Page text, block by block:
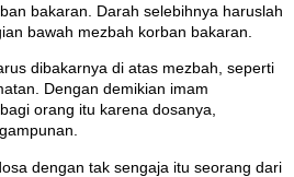
bakaran. Darah selebihnya haruslah
bawah mezbah korban bakaran.
dibakarnya di atas mezbah, seperti
Dengan demikian imam
orang itu karena dosanya,
dengan tak sengaja itu seorang dari